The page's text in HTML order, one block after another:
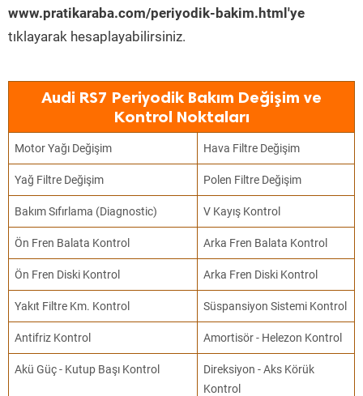
www.pratikaraba.com/periyodik-bakim.html'ye
tıklayarak hesaplayabilirsiniz.
Audi RS7 Periyodik Bakım Değişim ve
Kontrol Noktaları
Motor Yağı Değişim Hava Filtre Değişim
Yağ Filtre Değişim Polen Filtre Değişim
Bakım Sıfırlama (Diagnostic) V Kayış Kontrol
Ön Fren Balata Kontrol Arka Fren Balata Kontrol
Ön Fren Diski Kontrol Arka Fren Diski Kontrol
Yakıt Filtre Km. Kontrol Süspansiyon Sistemi Kontrol
Antifriz Kontrol Amortisör - Helezon Kontrol
Akü Güç - Kutup Başı Kontrol
Direksiyon - Aks Körük
Kontrol